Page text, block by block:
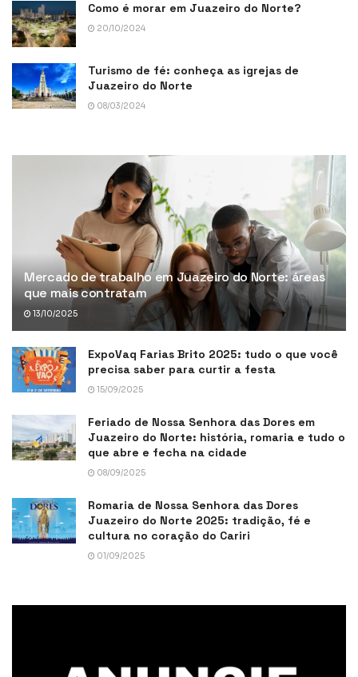
Como é morar em Juazeiro do Norte?
20/10/2024
Turismo de fé: conheça as igrejas de
Juazeiro do Norte
08/03/2024
Mercado de trabalho em Juazeiro do Norte: áreas
que mais contratam
13/10/2025
ExpoVaq Farias Brito 2025: tudo o que você
precisa saber para curtir a festa
15/09/2025
Feriado de Nossa Senhora das Dores em
Juazeiro do Norte: história, romaria e tudo o
que abre e fecha na cidade
08/09/2025
Romaria de Nossa Senhora das Dores
Juazeiro do Norte 2025: tradição, fé e
cultura no coração do Cariri
01/09/2025